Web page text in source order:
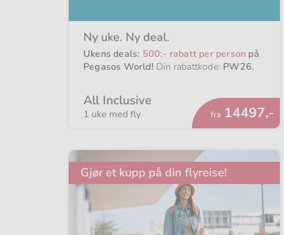
Ny uke. Ny deal.
Ukens deals: 500:- rabatt per person på
Pegasos World! Din rabattkode: PW26.
All Inclusive
1 uke med fly fra Fra
14497,-
Gjør et kupp på din flyreise!